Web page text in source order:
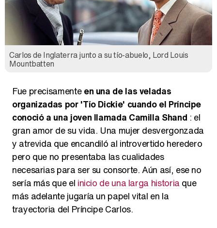
Carlos de Inglaterra junto a su tío-abuelo, Lord Louis
Mountbatten
Fue precisamenteen una de las veladas
organizadas por 'Tío Dickie' cuando el Príncipe
conoció a una joven llamada Camilla Shand : el
gran amor de su vida. Una mujer desvergonzada
y atrevida que encandiló al introvertido heredero
pero que no presentaba las cualidades
necesarias para ser su consorte. Aún así, ese no
sería más que el inicio de una larga historia que
más adelante jugaría un papel vital en la
trayectoria del Príncipe Carlos.